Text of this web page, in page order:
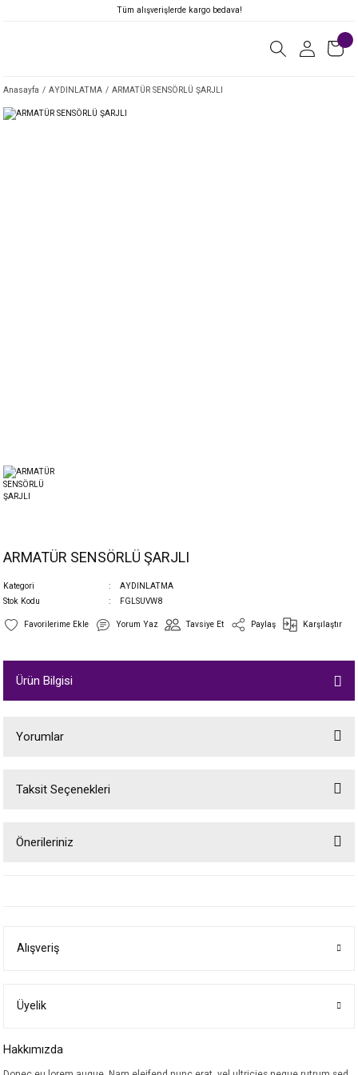
Tüm alışverişlerde kargo bedava!
Anasayfa AYDINLATMA ARMATÜR SENSÖRLÜ ŞARJLI
ARMATÜR SENSÖRLÜ ŞARJLI
Kategori
AYDINLATMA
Stok Kodu
FGLSUVW8
Yorum Yaz Tavsiye Et Paylaş Karşılaştır
Ürün Bilgisi
Yorumlar
Taksit Seçenekleri
Önerileriniz
Ürün bilgilerinde hatalar bulunuyor.
Bu ürüne benzer farklı alternatifler olmalı.
Alışveriş
Üyelik
Hakkımızda